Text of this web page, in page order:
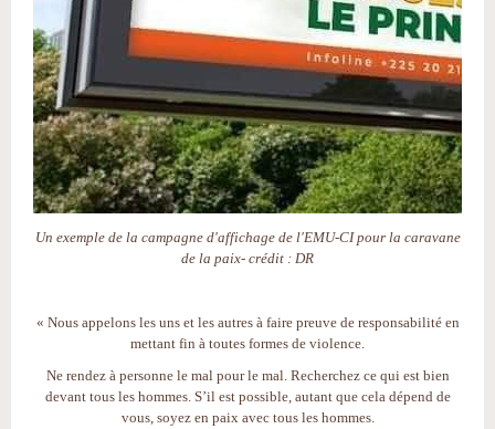
Un exemple de la campagne d'affichage de l'EMU-CI pour la caravane
de la paix- crédit : DR
« Nous appelons les uns et les autres à faire preuve de responsabilité en
mettant fin à toutes formes de violence.
Ne rendez à personne le mal pour le mal. Recherchez ce qui est bien
devant tous les hommes. S’il est possible, autant que cela dépend de
vous, soyez en paix avec tous les hommes.